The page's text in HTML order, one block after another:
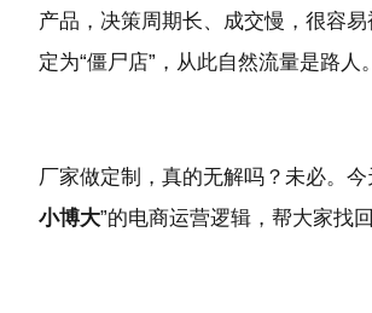
产品，决策周期长、成交慢，很容易
定为“僵尸店”，从此自然流量是路人。
厂家做定制，真的无解吗？未必。今
小博大”的电商运营逻辑，帮大家找